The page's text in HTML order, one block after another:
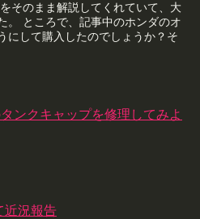
そのまま解説してくれていて、大
。 ところで、記事中のホンダのオ
にして購入したのでしょうか？そ
ンクキャップを修理してみよ
近況報告